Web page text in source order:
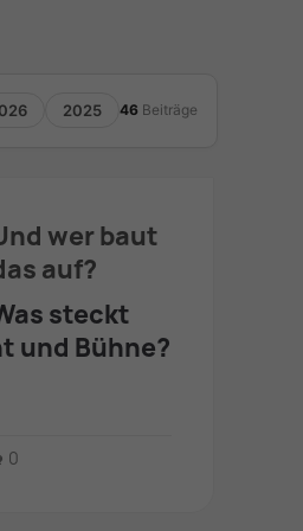
2025 46 Beiträge
wer baut
auf?
steckt
und Bühne?
0